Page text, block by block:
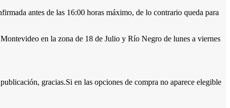
antes de las 16:00 horas máximo, de lo contrario queda para
en la zona de 18 de Julio y Río Negro de lunes a viernes
gracias.Si en las opciones de compra no aparece elegible